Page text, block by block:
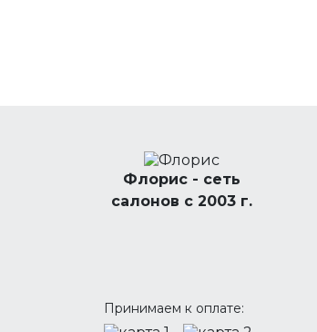
Флорис - сеть
салонов с 2003 г.
Принимаем к оплате: